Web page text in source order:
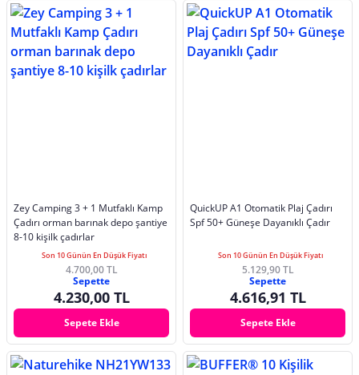
Zey Camping 3 + 1 Mutfaklı Kamp
Çadırı orman barınak depo şantiye
8-10 kişilk çadırlar
Son 10 Günün En Düşük Fiyatı
4.700,00 TL
Sepette
4.230,00 TL
Sepete Ekle
QuickUP A1 Otomatik Plaj Çadırı
Spf 50+ Güneşe Dayanıklı Çadır
Son 10 Günün En Düşük Fiyatı
5.129,90 TL
Sepette
4.616,91 TL
Sepete Ekle